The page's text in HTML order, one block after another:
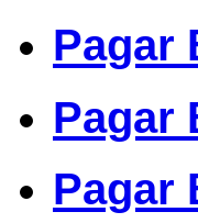
Pagar
Pagar
Pagar